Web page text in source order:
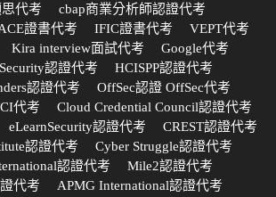
代考
cbap商業分析師認證代考
證書代考
IFIC證書代考
VEPT代考
Kira interview面試代考
Google代考
認證代考
HCISPP認證代考
認證代考
OffSec認證 OffSec代考
代考
Cloud Credential Council認證代考
eLearnSecurity認證代考
CREST認證代考
認證代考
Cyber Struggle認證代考
認證代考
Mile2認證代考
代考
APMG International認證代考